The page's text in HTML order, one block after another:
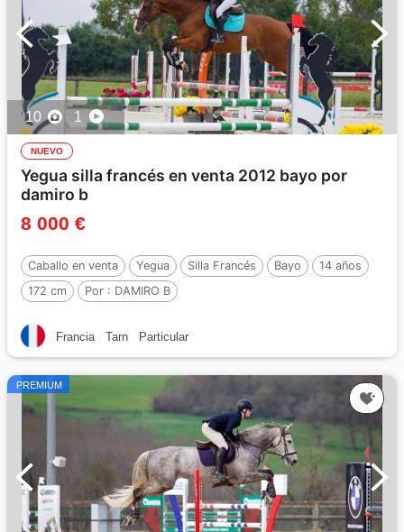
10 1
NUEVO
Yegua silla francés en venta 2012 bayo por
damiro b
8 000 €
Caballo en venta Yegua Silla Francés Bayo
14 años
172 cm
Por : DAMIRO B
Francia Tarn Particular
PREMIUM